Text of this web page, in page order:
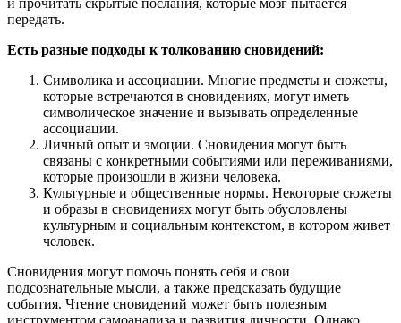
передать.
Есть разные подходы к толкованию сновидений:
Символика и ассоциации. Многие предметы и сюжеты,
которые встречаются в сновидениях, могут иметь
символическое значение и вызывать определенные
ассоциации.
Личный опыт и эмоции. Сновидения могут быть
связаны с конкретными событиями или переживаниями,
которые произошли в жизни человека.
Культурные и общественные нормы. Некоторые сюжеты
и образы в сновидениях могут быть обусловлены
культурным и социальным контекстом, в котором живет
человек.
Сновидения могут помочь понять себя и свои
подсознательные мысли, а также предсказать будущие
события. Чтение сновидений может быть полезным
инструментом самоанализа и развития личности. Однако